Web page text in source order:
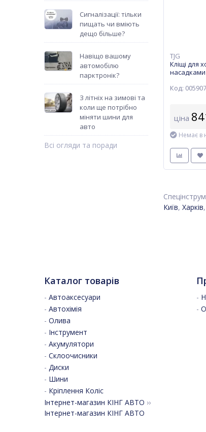
Сигналізації: тільки
пищать чи вміють
дещо більше?
Навіщо вашому
автомобілю
парктронік?
З літніх на зимові та
коли ще потрібно
міняти шини для
авто
Всі огляди та поради
TJG
Кліщі для
насадками
Код:
ціна
Немає в
Київ, Харків,
Каталог товарів
- Автоаксесуари
- Автохімія
- Олива
- Інструмент
- Акумулятори
- Склоочисники
- Диски
- Шини
- Кріплення Коліс
Інтернет-магазин КІНГ АВТО ››
Інтернет-магазин КІНГ АВТО
-
-